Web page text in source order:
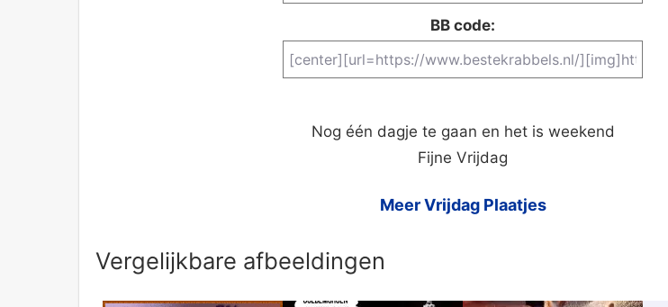
BB code:
Nog één dagje te gaan en het is weekend
Fijne Vrijdag
Meer Vrijdag Plaatjes
Vergelijkbare afbeeldingen